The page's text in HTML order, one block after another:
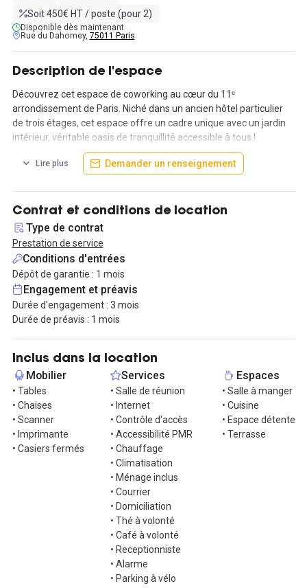
Soit 450€ HT / poste (pour 2)
Disponible dès maintenant
Rue du Dahomey, 75011 Paris
Description de l'espace
Découvrez cet espace de coworking au cœur du 11ᵉ
arrondissement de Paris. Niché dans un ancien hôtel particulier
de trois étages, cet espace offre un cadre unique avec un jardin
intérieur, véritable oasis de tranquillité accessible à tous !
Louez un bureau élégant et moderne pour deux personnes à
Bénéficiez d'un accès à de nombreux espaces communs : salles
de réunion, terrasse, coin détente avec canapés, et un espace
corner.
Accédez à l’espace 24h/24 et 7j/7 grâce à un système
biométrique. Vous y trouverez un bureau meublé, une connexion
internet fibre, des boissons chaudes, un copieur multifonctions,
une kitchenette, un coin téléphone, un casier sécurisé, ainsi
qu'une salle de réunion et un espace détente.
Cet espace est parfaitement desservi par les transports en
commun avec les lignes de métro 8 et 9 et plusieurs lignes de
bus, facilitant vos déplacements à travers Paris.
Contactez votre agent immobilier Hub-Grade pour organiser une
visite !
Lire plus Demander un renseignement
Contrat et conditions de location
Type de contrat
Prestation de service
Conditions d'entrées
Dépôt de garantie : 1 mois
Engagement et préavis
Durée d'engagement : 3 mois
Durée de préavis : 1 mois
Inclus dans la location
Mobilier
• Tables
• Chaises
• Scanner
• Imprimante
• Casiers fermés
Services
• Salle de réunion
• Internet
• Contrôle d'accès
• Accessibilité PMR
• Chauffage
• Climatisation
• Ménage inclus
• Courrier
• Domiciliation
• Thé à volonté
• Café à volonté
• Receptionniste
• Alarme
• Parking à vélo
Espaces
• Salle à manger
• Cuisine
• Espace détente
• Terrasse